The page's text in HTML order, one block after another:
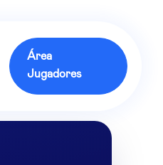
Área
Jugadores